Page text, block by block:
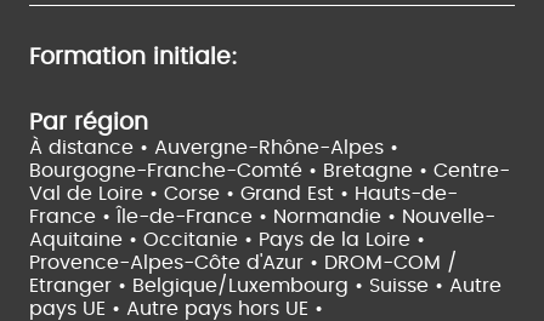
Formation initiale:
Par région
À distance • Auvergne-Rhône-Alpes •
Bourgogne-Franche-Comté • Bretagne • Centre-
Val de Loire • Corse • Grand Est • Hauts-de-
France •
Île-de-France • Normandie • Nouvelle-
Aquitaine • Occitanie • Pays de la Loire •
Provence-Alpes-Côte d'Azur • DROM-COM /
Etranger • Belgique/Luxembourg • Suisse • Autre
pays UE • Autre pays hors UE •